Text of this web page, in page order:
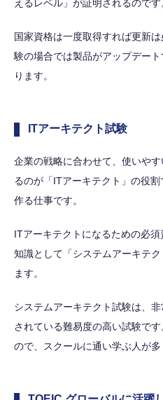
えるレベル」が証明されるのです
国家資格は一度取得すれば更新
験の場合では製品がアップデー
ります。
ITアーキテクト試験
企業の戦略に合わせて、使いや
るのが「ITアーキテクト」の役
作る仕事です。
ITアーキテクトになるための必
知識として「システムアーキテ
ます。
システムアーキテクト試験は、
されている難易度の高い試験で
ので、スクールに通い学ぶ人が多